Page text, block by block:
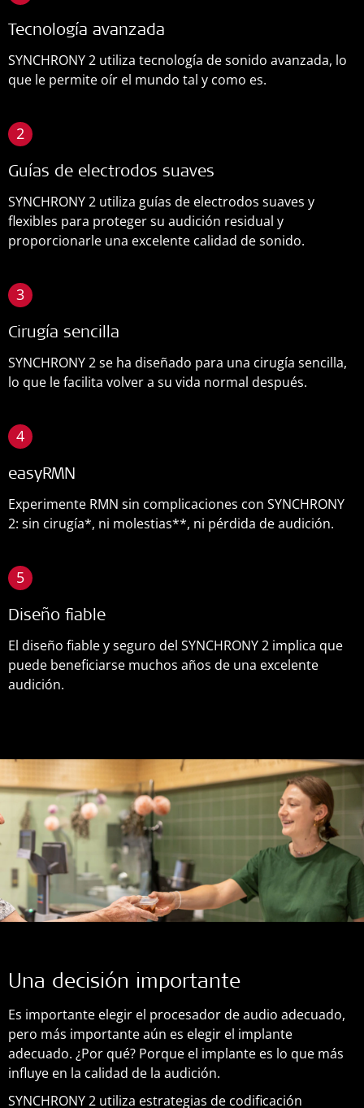
Tecnología avanzada
SYNCHRONY 2 utiliza tecnología de sonido avanzada, lo
que le permite oír el mundo tal y como es.
2
Guías de electrodos suaves
SYNCHRONY 2 utiliza guías de electrodos suaves y
flexibles para proteger su audición residual y
proporcionarle una excelente calidad de sonido.
3
Cirugía sencilla
SYNCHRONY 2 se ha diseñado para una cirugía sencilla,
lo que le facilita volver a su vida normal después.
4
easyRMN
Experimente RMN sin complicaciones con SYNCHRONY
2: sin cirugía*, ni molestias**, ni pérdida de audición.
5
Diseño fiable
El diseño fiable y seguro del SYNCHRONY 2 implica que
puede beneficiarse muchos años de una excelente
audición.
Una decisión importante
Es importante elegir el procesador de audio adecuado,
pero más importante aún es elegir el implante
adecuado. ¿Por qué? Porque el implante es lo que más
influye en la calidad de la audición.
SYNCHRONY 2 utiliza estrategias de codificación